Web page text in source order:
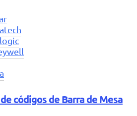
códigos de Barra de Mesa